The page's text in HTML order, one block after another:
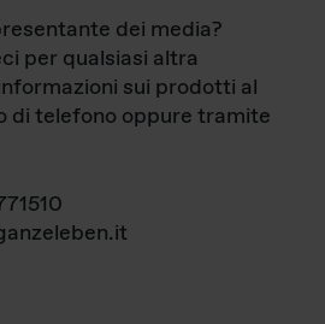
dei media?
per qualsiasi altra
sui prodotti al
di telefono oppure tramite